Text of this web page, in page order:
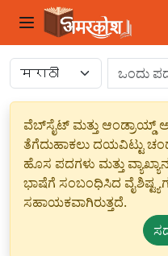
ವೆಬ್‌ಸೈಟ್ ಮತ್ತು ಆಂಡ್ರಾಯ್ಡ್
ತೆಗೆದುಹಾಕಲು ದಯವಿಟ್ಟು
ಹೊಸ ಪದಗಳು ಮತ್ತು
ಭಾಷೆಗೆ ಸಂಬಂಧಿಸಿದ
ಸಹಾಯಕವಾಗಿರುತ್ತದೆ.